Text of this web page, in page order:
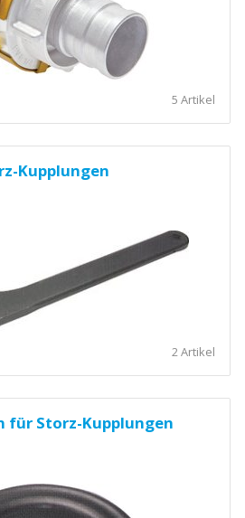
5 Artikel
Kupplungen
2 Artikel
für Storz-Kupplungen